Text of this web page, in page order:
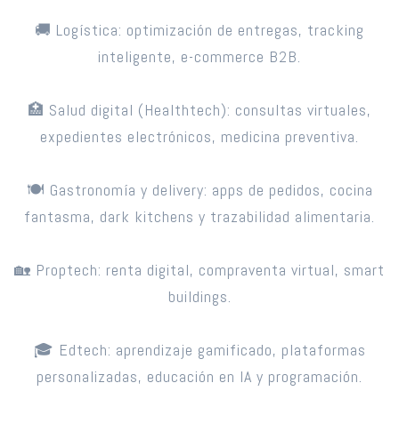
🚚 Logística: optimización de entregas, tracking
inteligente, e-commerce B2B.
🏥 Salud digital (Healthtech): consultas virtuales,
expedientes electrónicos, medicina preventiva.
🍽️ Gastronomía y delivery: apps de pedidos, cocina
fantasma, dark kitchens y trazabilidad alimentaria.
🏡 Proptech: renta digital, compraventa virtual, smart
buildings.
🎓 Edtech: aprendizaje gamificado, plataformas
personalizadas, educación en IA y programación.